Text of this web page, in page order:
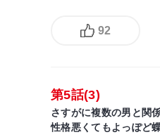
92
第5話(3)
さすがに複数の男と関
性格悪くてもよっぽど